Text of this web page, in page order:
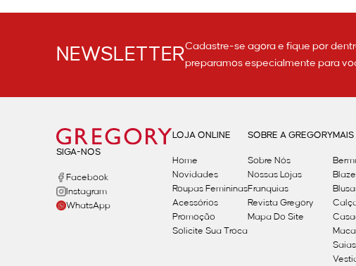
NEWSLETTERCadastre-se agora e fique por
preparamos especialmente para
SIGA-NOS
Facebook
Instagram
WhatsApp
LOJA ONLINE
Home
Novidades
Roupas Femininas
Acessórios
Promoção
Solicite Sua Troca
SOBRE A GREGORY
Sobre Nós
Nossas Lojas
Franquias
Revista Gregory
Mapa Do Site
Saias